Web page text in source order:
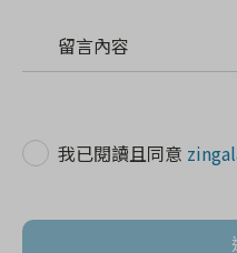
留言內容
我已閱讀且同意